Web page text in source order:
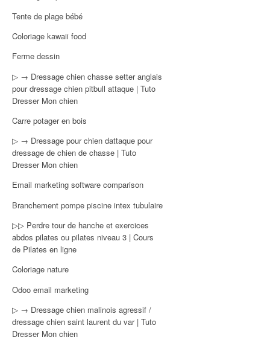
Tente de plage bébé
Coloriage kawaii food
Ferme dessin
▷ → Dressage chien chasse setter anglais
pour dressage chien pitbull attaque | Tuto
Dresser Mon chien
Carre potager en bois
▷ → Dressage pour chien dattaque pour
dressage de chien de chasse | Tuto
Dresser Mon chien
Email marketing software comparison
Branchement pompe piscine intex tubulaire
▷▷ Perdre tour de hanche et exercices
abdos pilates ou pilates niveau 3 | Cours
de Pilates en ligne
Coloriage nature
Odoo email marketing
▷ → Dressage chien malinois agressif /
dressage chien saint laurent du var | Tuto
Dresser Mon chien